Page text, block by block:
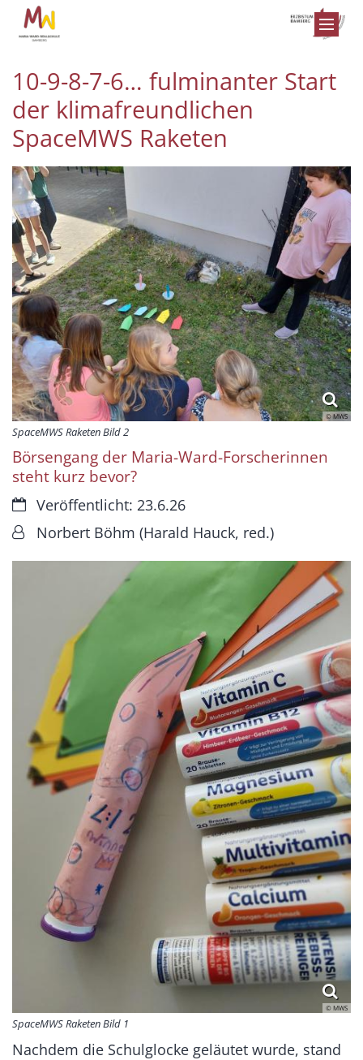
Zum Inhalt springen
10-9-8-7-6… fulminanter Start
der klimafreundlichen
SpaceMWS Raketen
© MWS
SpaceMWS Raketen Bild 2
Börsengang der Maria-Ward-Forscherinnen
steht kurz bevor?
Datum:Veröffentlicht: 23.6.26
Von:Norbert Böhm (Harald Hauck, red.)
© MWS
SpaceMWS Raketen Bild 1
Nachdem die Schulglocke geläutet wurde, stand